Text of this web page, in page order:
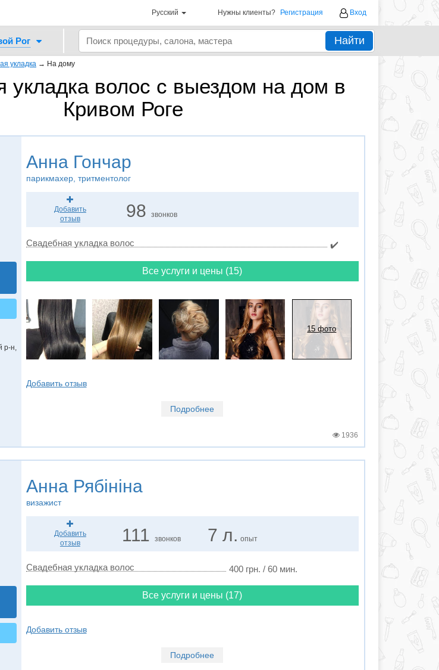
Русский Нужны клиенты? Регистрация Вход
Рог Найти
укладка → На дому
укладка волос с выездом на дом в
Кривом Роге
р-н,
Анна Гончар
парикмахер, тритментолог
Добавить
отзыв
98 звонков
Свадебная укладка волос ✔️
Все услуги и цены (15)
15 фото
Добавить отзыв
Подробнее
1936
Анна Рябініна
визажист
Добавить
отзыв
111звонков 7 л. опыт
Свадебная укладка волос 400 грн. / 60 мин.
Все услуги и цены (17)
Добавить отзыв
Подробнее